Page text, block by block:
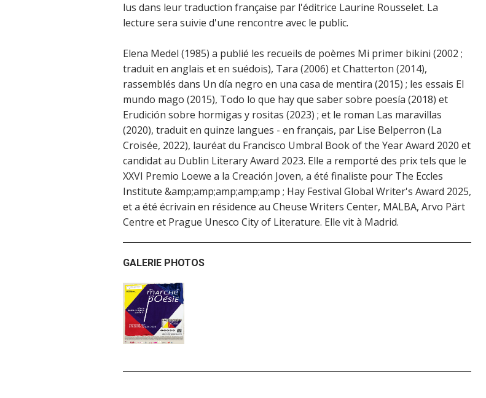
lus dans leur traduction française par l'éditrice Laurine Rousselet. La
lecture sera suivie d'une rencontre avec le public.
Elena Medel (1985) a publié les recueils de poèmes Mi primer bikini (2002 ;
traduit en anglais et en suédois), Tara (2006) et Chatterton (2014),
rassemblés dans Un día negro en una casa de mentira (2015) ; les essais El
mundo mago (2015), Todo lo que hay que saber sobre poesía (2018) et
Erudición sobre hormigas y rositas (2023) ; et le roman Las maravillas
(2020), traduit en quinze langues - en français, par Lise Belperron (La
Croisée, 2022), lauréat du Francisco Umbral Book of the Year Award 2020 et
candidat au Dublin Literary Award 2023. Elle a remporté des prix tels que le
XXVI Premio Loewe a la Creación Joven, a été finaliste pour The Eccles
Institute &amp;amp;amp;amp;amp ; Hay Festival Global Writer's Award 2025,
et a été écrivain en résidence au Cheuse Writers Center, MALBA, Arvo Pärt
Centre et Prague Unesco City of Literature. Elle vit à Madrid.
GALERIE PHOTOS